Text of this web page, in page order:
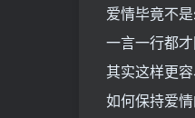
爱情毕竟不
一言一行都
其实这样更
如何保持爱